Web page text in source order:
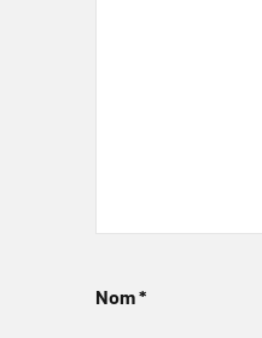
Nom*